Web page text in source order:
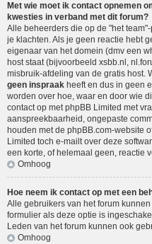
Met wie moet ik contact opnemen
kwesties in verband met dit forum?
Alle beheerders die op de "het
je klachten. Als je geen reactie hebt
eigenaar van het domein (dmv een
host staat (bijvoorbeeld xsbb.nl,
misbruik-afdeling van de gratis host.
geen inspraak heeft en dus in geen
worden over hoe, waar en door wie
contact op met phpBB Limited met
aanspreekbaarheid, ongepaste
houden met de phpBB.com-website
Limited toch e-mailt over deze
een korte, of helemaal geen, reactie
Omhoog
Hoe neem ik contact op met een
Alle gebruikers van het forum
formulier als deze optie is
Leden van het forum kunnen ook
Omhoog